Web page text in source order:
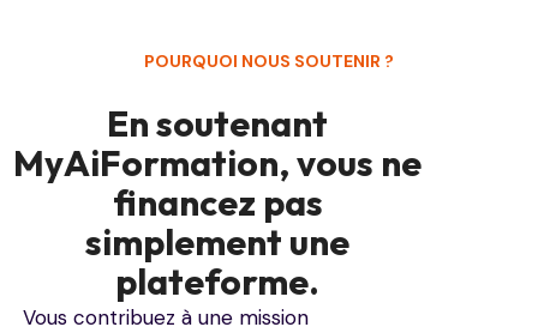
POURQUOI NOUS SOUTENIR ?
En soutenant
MyAiFormation, vous ne
financez pas
simplement une
plateforme.
Vous contribuez à une mission